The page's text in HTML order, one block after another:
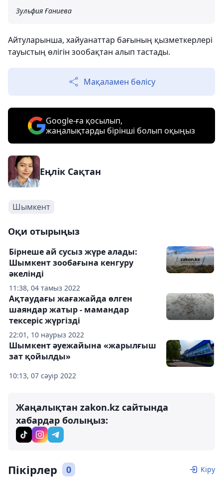
Зульфия Ғаниева
Айтуларынша, хайуанаттар бағының қызметкерлері
тауыстың өлігін зообақтан алып тастады.
Мақаламен бөлісу
Google-ға қосылып,
жаңалықтарды бірінші болып оқыңыз
Еңлік Сақтан
Шымкент
Оқи отырыңыз
11:38, 04 тамыз 2022
Бірнеше ай сусыз жүре алады:
Шымкент зообағына кенгуру
әкелінді
22:01, 10 наурыз 2022
Ақтаудағы жағажайда өлген
шаяндар жатыр - мамандар
тексеріс жүргізді
10:13, 07 сәуір 2022
Шымкент әуежайына «жарылғыш
зат қойылды»
Жаңалықтан zakon.kz сайтында
хабардар болыңыз:
Пікірлер 0 Кіру